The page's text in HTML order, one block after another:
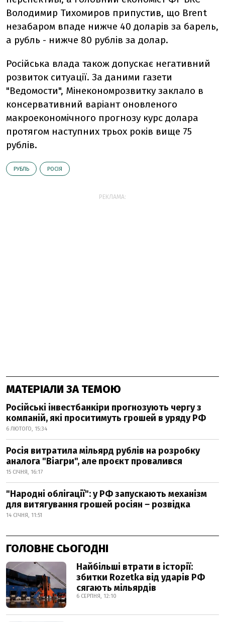
Володимир Тихомиров припустив, що Brent
незабаром впаде нижче 40 доларів за барель,
а рубль - нижче 80 рублів за долар.
Російська влада також допускає негативний
розвиток ситуації. За даними газети
"Ведомости", Мінекономрозвитку заклало в
консервативний варіант оновленого
макроекономічного прогнозу курс долара
протягом наступних трьох років вище 75
рублів.
РУБЛЬ РОСІЯ
РЕКЛАМА:
МАТЕРІАЛИ ЗА ТЕМОЮ
Російські інвестбанкіри прогнозують чергу з
компаній, які проситимуть грошей в уряду РФ
6 ЛЮТОГО, 15:34
Росія витратила мільярд рублів на розробку
аналога "Віагри", але проєкт провалився
15 СІЧНЯ, 16:17
"Народні облігації": у РФ запускають механізм
для витягування грошей росіян ‒ розвідка
14 СІЧНЯ, 11:51
ГОЛОВНЕ СЬОГОДНІ
Найбільші втрати в історії:
збитки Rozetka від ударів РФ
сягають мільярдів
6 СЕРПНЯ, 12:10